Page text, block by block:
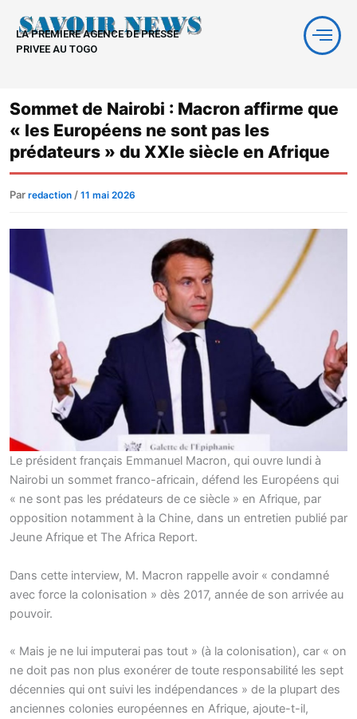
contenu
LA PREMIERE AGENCE DE PRESSE
PRIVEE AU TOGO
Sommet de Nairobi : Macron affirme que
« les Européens ne sont pas les
prédateurs » du XXIe siècle en Afrique
Par redaction / 11 mai 2026
Le président français Emmanuel Macron, qui ouvre lundi à
Nairobi un sommet franco-africain, défend les Européens qui
« ne sont pas les prédateurs de ce siècle » en Afrique, par
opposition notamment à la Chine, dans un entretien publié par
Jeune Afrique et The Africa Report.
Dans cette interview, M. Macron rappelle avoir « condamné
avec force la colonisation » dès 2017, année de son arrivée au
pouvoir.
« Mais je ne lui imputerai pas tout » (à la colonisation), car « on
ne doit pas non plus exonérer de toute responsabilité les sept
décennies qui ont suivi les indépendances » de la plupart des
anciennes colonies européennes en Afrique, ajoute-t-il,